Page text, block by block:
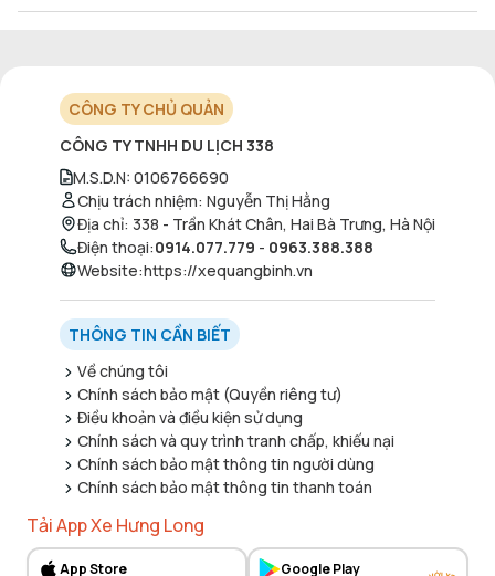
CÔNG TY CHỦ QUẢN
CÔNG TY TNHH DU LỊCH 338
M.S.D.N: 0106766690
Chịu trách nhiệm: Nguyễn Thị Hằng
Địa chỉ: 338 - Trần Khát Chân, Hai Bà Trưng, Hà Nội
Điện thoại:0914.077.779 - 0963.388.388
Website:https://xequangbinh.vn
THÔNG TIN CẦN BIẾT
Về chúng tôi
Chính sách bảo mật (Quyền riêng tư)
Điều khoản và điều kiện sử dụng
Chính sách và quy trình tranh chấp, khiếu nại
Chính sách bảo mật thông tin người dùng
Chính sách bảo mật thông tin thanh toán
Tải App Xe Hưng Long
App Store Google Play